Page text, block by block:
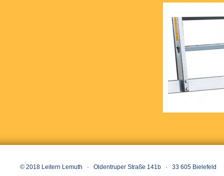
© 2018 Leitern Lemuth · Oldentruper Straße 141b · 33 605 Bielefeld